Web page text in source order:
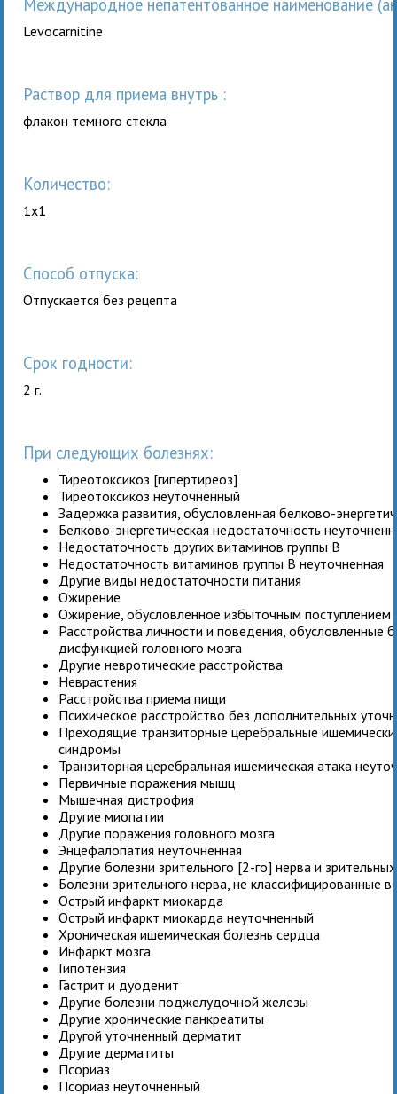
Levocarnitine
раствор для приема внутрь :
флакон темного стекла
Количество:
1x1
Способ отпуска:
Отпускается без рецепта
Срок годности:
2 г.
При следующих болезнях:
Тиреотоксикоз [гипертиреоз]
Тиреотоксикоз неуточненный
Задержка развития, обусловленная белково-
Белково-энергетическая недостаточность
Недостаточность других витаминов группы B
Недостаточность витаминов группы B неуточненная
Другие виды недостаточности питания
Ожирение
Ожирение, обусловленное избыточным поступлением
Расстройства личности и поведения, обусловленные
дисфункцией головного мозга
Другие невротические расстройства
Неврастения
Расстройства приема пищи
Психическое расстройство без дополнительных
Преходящие транзиторные церебральные
синдромы
Транзиторная церебральная ишемическая атака
Первичные поражения мышц
Мышечная дистрофия
Другие миопатии
Другие поражения головного мозга
Энцефалопатия неуточненная
Другие болезни зрительного [2-го] нерва и
Болезни зрительного нерва, не классифицированные в
Острый инфаркт миокарда
Острый инфаркт миокарда неуточненный
Хроническая ишемическая болезнь сердца
Инфаркт мозга
Гипотензия
Гастрит и дуоденит
Другие болезни поджелудочной железы
Другие хронические панкреатиты
Другой уточненный дерматит
Другие дерматиты
Псориаз
Псориаз неуточненный